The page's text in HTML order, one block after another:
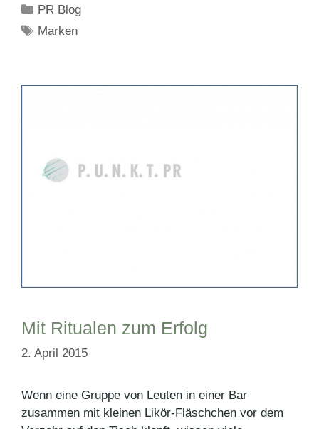
Kategorien
PR Blog
Schlagwörter
Marken
Mit Ritualen zum Erfolg
2. April 2015
Wenn eine Gruppe von Leuten in einer Bar
zusammen mit kleinen Likör-Fläschchen vor dem